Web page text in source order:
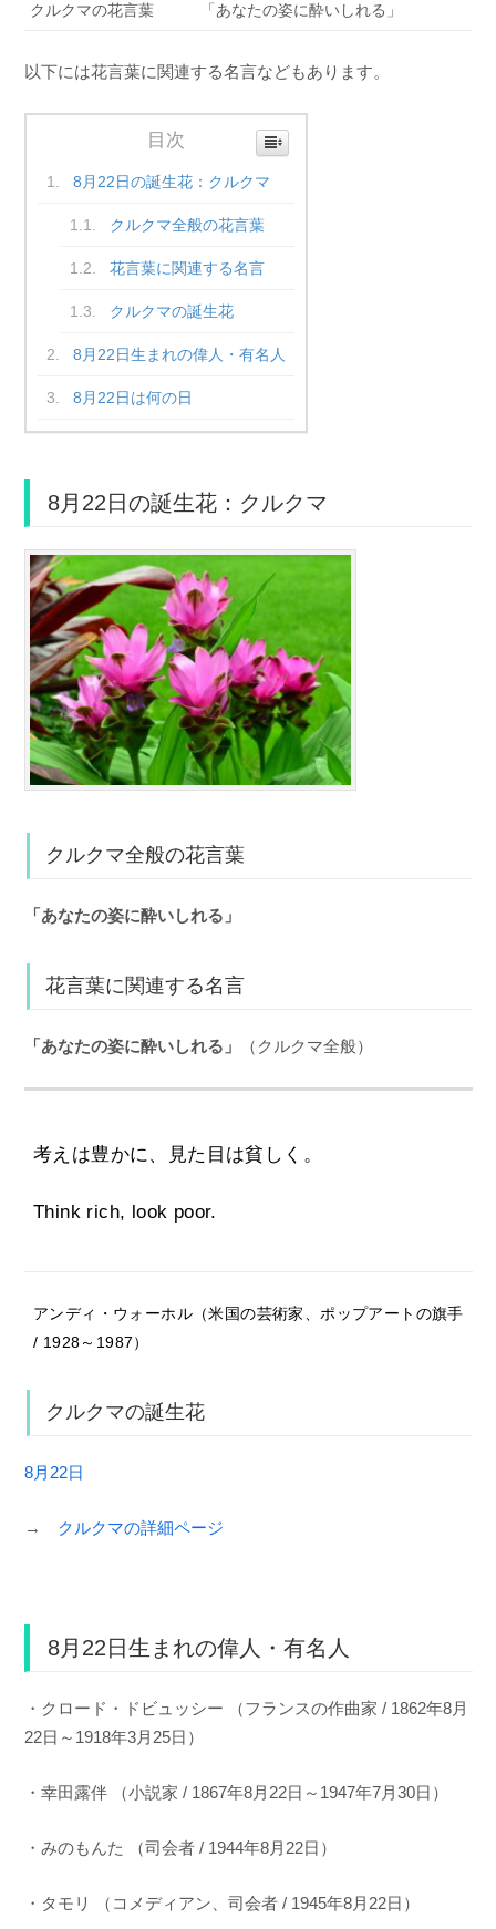
クルクマの花言葉 「あなたの姿に酔いしれる」
以下には花言葉に関連する名言などもあります。
目次
8月22日の誕生花：クルクマ
クルクマ全般の花言葉
花言葉に関連する名言
クルクマの誕生花
8月22日生まれの偉人・有名人
8月22日は何の日
8月22日の誕生花：クルクマ
クルクマ全般の花言葉
「あなたの姿に酔いしれる」
花言葉に関連する名言
「あなたの姿に酔いしれる」 （クルクマ全般）
考えは豊かに、見た目は貧しく。
Think rich, look poor.
アンディ・ウォーホル（米国の芸術家、ポップアートの旗手
/ 1928～1987）
クルクマの誕生花
8月22日
→ クルクマの詳細ページ
8月22日生まれの偉人・有名人
・クロード・ドビュッシー （フランスの作曲家 / 1862年8月
22日～1918年3月25日）
・幸田露伴 （小説家 / 1867年8月22日～1947年7月30日）
・みのもんた （司会者 / 1944年8月22日）
・タモリ （コメディアン、司会者 / 1945年8月22日）